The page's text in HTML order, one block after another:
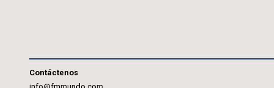
Contáctenos